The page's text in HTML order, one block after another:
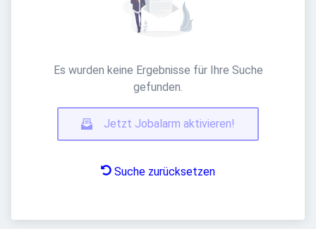
Es wurden keine Ergebnisse für Ihre Suche
gefunden.
Jetzt Jobalarm aktivieren!
Suche zurücksetzen